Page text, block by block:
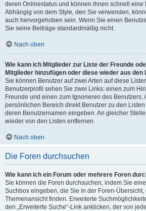
deren Onlinestatus und können ihnen schnell eine
Abhängig von dem Style, den Sie verwenden,
auch hervorgehoben sein. Wenn Sie einen
Sie seine Beiträge standardmäßig nicht.
Nach oben
Wie kann ich Mitglieder zur Liste der Freunde
Mitglieder hinzufügen oder diese wieder aus den
Sie können Benutzer auf zwei Arten auf diese
Benutzerprofil sehen Sie zwei Links: einen zum
Freunde und einen zum Ignorieren des Benutzers.
persönlichen Bereich direkt Benutzer zu den
deren Benutzernamen eingeben. An gleicher
wieder von den Listen entfernen.
Nach oben
Die Foren durchsuchen
Wie kann ich ein Forum oder mehrere Foren
Sie können die Foren durchsuchen, indem Sie
Suchbox eingeben, die Sie in der Foren-Übersicht,
Themenansicht finden. Erweiterte
den „Erweiterte Suche“-Link anklicken, der von